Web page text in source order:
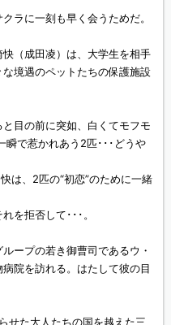
ラに一刻も早く会うためだ。
（成田凌）は、大学生を相手
境遇のペットたちの保護施設
目の前に突如、白くてモフモ
瞬で惹かれあう2匹･･･どうや
は、2匹の“初恋”のために一緒
を拒否して･･･。
ープの若き御曹司であるウ・
院を訪れる。はたして彼の目
せた大人たちの国を越えた三